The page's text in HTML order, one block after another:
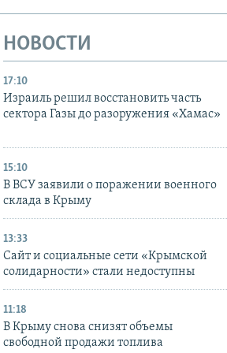
НОВОСТИ
17:10
Израиль решил восстановить часть
сектора Газы до разоружения «Хамас»
15:10
В ВСУ заявили о поражении военного
склада в Крыму
13:33
Сайт и социальные сети «Крымской
солидарности» стали недоступны
11:18
В Крыму снова снизят объемы
свободной продажи топлива